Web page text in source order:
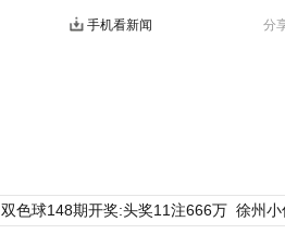
分
手机看新闻
双色球148期开奖:头奖11注666万 徐州